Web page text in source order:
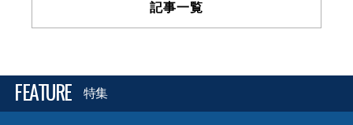
記事一覧
FEATURE 特集